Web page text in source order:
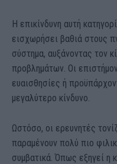
Η επικίνδυνη αυτή
εισχωρήσει βαθιά στους
σύστημα, αυξάνοντας τον
προβλημάτων. Οι
ευαισθησίες ή
μεγαλύτερο κίνδυνο.
Ωστόσο, οι ερευνητές
παραμένουν πολύ πιο
συμβατικά. Όπως εξηγεί η